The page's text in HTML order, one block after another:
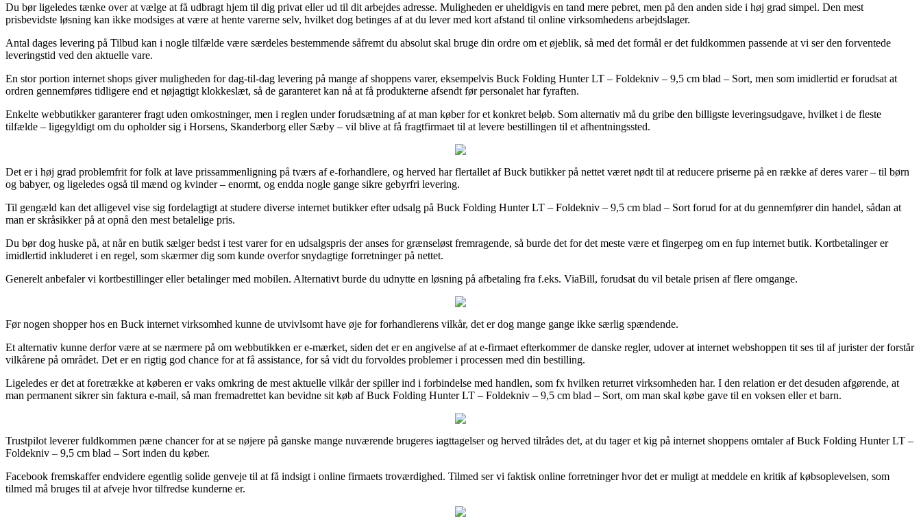
Du bør ligeledes tænke over at vælge at få udbragt hjem til dig privat eller ud til dit arbejdes adresse. Muligheden er uheldigvis en tand mere pebret, men på den anden side i høj grad simpel. Den mest
prisbevidste løsning kan ikke modsiges at være at hente varerne selv, hvilket dog betinges af at du lever med kort afstand til online virksomhedens arbejdslager.
Antal dages levering på Tilbud kan i nogle tilfælde være særdeles bestemmende såfremt du absolut skal bruge din ordre om et øjeblik, så med det formål er det fuldkommen passende at vi ser den forventede
leveringstid ved den aktuelle vare.
En stor portion internet shops giver muligheden for dag-til-dag levering på mange af shoppens varer, eksempelvis Buck Folding Hunter LT – Foldekniv – 9,5 cm blad – Sort, men som imidlertid er forudsat at
ordren gennemføres tidligere end et nøjagtigt klokkeslæt, så de garanteret kan nå at få produkterne afsendt før personalet har fyraften.
Enkelte webbutikker garanterer fragt uden omkostninger, men i reglen under forudsætning af at man køber for et konkret beløb. Som alternativ må du gribe den billigste leveringsudgave, hvilket i de fleste
tilfælde – ligegyldigt om du opholder sig i Horsens, Skanderborg eller Sæby – vil blive at få fragtfirmaet til at levere bestillingen til et afhentningssted.
Det er i høj grad problemfrit for folk at lave prissammenligning på tværs af e-forhandlere, og herved har flertallet af Buck butikker på nettet været nødt til at reducere priserne på en række af deres varer – til børn
og babyer, og ligeledes også til mænd og kvinder – enormt, og endda nogle gange sikre gebyrfri levering.
Til gengæld kan det alligevel vise sig fordelagtigt at studere diverse internet butikker efter udsalg på Buck Folding Hunter LT – Foldekniv – 9,5 cm blad – Sort forud for at du gennemfører din handel, sådan at
man er skråsikker på at opnå den mest betalelige pris.
Du bør dog huske på, at når en butik sælger bedst i test varer for en udsalgspris der anses for grænseløst fremragende, så burde det for det meste være et fingerpeg om en fup internet butik. Kortbetalinger er
imidlertid inkluderet i en regel, som skærmer dig som kunde overfor snydagtige forretninger på nettet.
Generelt anbefaler vi kortbestillinger eller betalinger med mobilen. Alternativt burde du udnytte en løsning på afbetaling fra f.eks. ViaBill, forudsat du vil betale prisen af flere omgange.
Før nogen shopper hos en Buck internet virksomhed kunne de utvivlsomt have øje for forhandlerens vilkår, det er dog mange gange ikke særlig spændende.
Et alternativ kunne derfor være at se nærmere på om webbutikken er e-mærket, siden det er en angivelse af at e-firmaet efterkommer de danske regler, udover at internet webshoppen tit ses til af jurister der forstår
vilkårene på området. Det er en rigtig god chance for at få assistance, for så vidt du forvoldes problemer i processen med din bestilling.
Ligeledes er det at foretrække at køberen er vaks omkring de mest aktuelle vilkår der spiller ind i forbindelse med handlen, som fx hvilken returret virksomheden har. I den relation er det desuden afgørende, at
man permanent sikrer sin faktura e-mail, så man fremadrettet kan bevidne sit køb af Buck Folding Hunter LT – Foldekniv – 9,5 cm blad – Sort, om man skal købe gave til en voksen eller et barn.
Trustpilot leverer fuldkommen pæne chancer for at se nøjere på ganske mange nuværende brugeres iagttagelser og herved tilrådes det, at du tager et kig på internet shoppens omtaler af Buck Folding Hunter LT –
Foldekniv – 9,5 cm blad – Sort inden du køber.
Facebook fremskaffer endvidere egentlig solide genveje til at få indsigt i online firmaets troværdighed. Tilmed ser vi faktisk online forretninger hvor det er muligt at meddele en kritik af købsoplevelsen, som
tilmed må bruges til at afveje hvor tilfredse kunderne er.